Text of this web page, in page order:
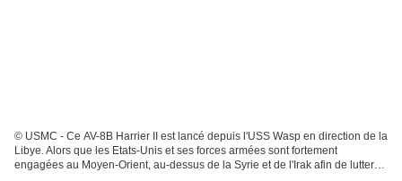
© USMC - Ce AV-8B Harrier II est lancé depuis l'USS Wasp en direction de la
Libye. Alors que les Etats-Unis et ses forces armées sont fortement
engagées au Moyen-Orient, au-dessus de la Syrie et de l'Irak afin de lutter